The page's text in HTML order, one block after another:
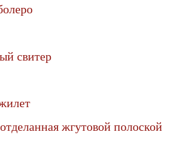
свитер
жгутовой полоской